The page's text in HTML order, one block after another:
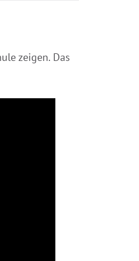
zeigen. Das